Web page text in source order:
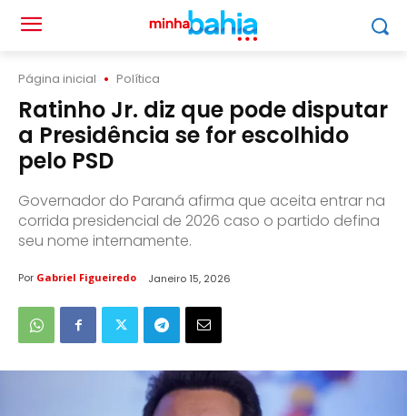
Página inicial Política
Ratinho Jr. diz que pode disputar
a Presidência se for escolhido
pelo PSD
Governador do Paraná afirma que aceita entrar na
corrida presidencial de 2026 caso o partido defina
seu nome internamente.
Por Gabriel Figueiredo Janeiro 15, 2026